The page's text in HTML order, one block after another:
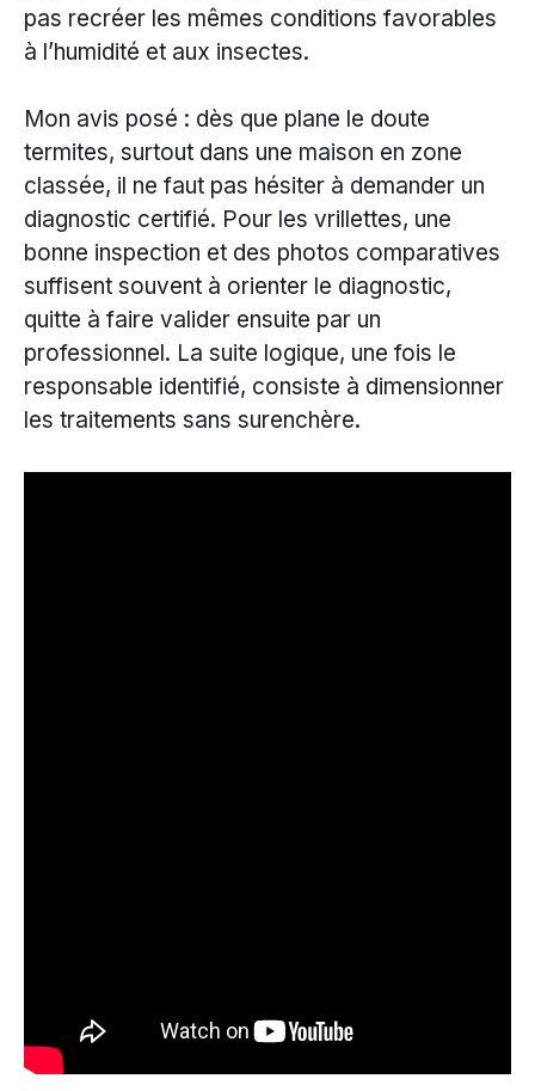
pas recréer les mêmes conditions favorables
à l’humidité et aux insectes.
Mon avis posé : dès que plane le doute
termites, surtout dans une maison en zone
classée, il ne faut pas hésiter à demander un
diagnostic certifié. Pour les vrillettes, une
bonne inspection et des photos comparatives
suffisent souvent à orienter le diagnostic,
quitte à faire valider ensuite par un
professionnel. La suite logique, une fois le
responsable identifié, consiste à dimensionner
les traitements sans surenchère.